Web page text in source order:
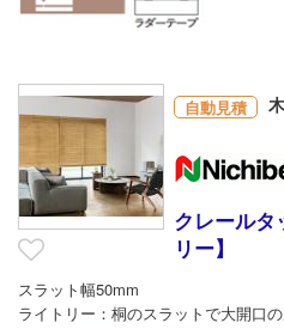
自動見積
クレールタ
リー】
スラット幅50mm
ライトリー：桐のスラットで大開口